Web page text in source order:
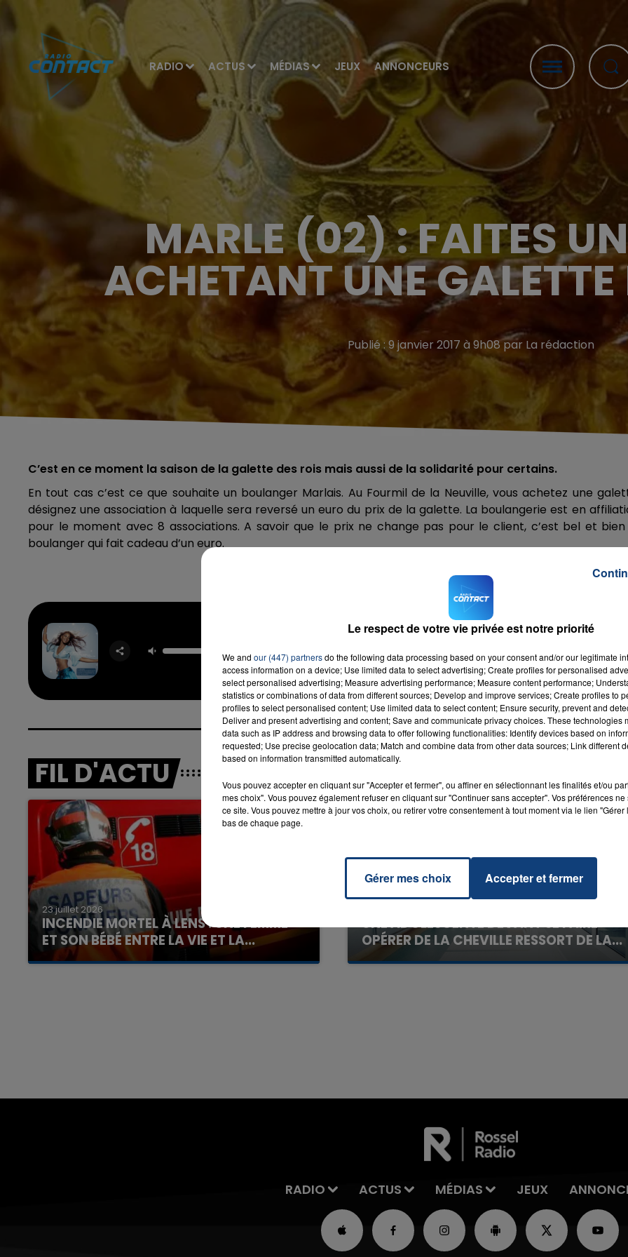
RADIO ACTUS MÉDIAS JEUX ANNONCEURS
MARLE (02) : FAITES
ACHETANT UNE GALETTE
Publié : 9 janvier 2017 à 9h08 par La rédaction
C’est en ce moment la saison de la galette des rois mais aussi de la solidarité pour certains.
En tout cas c’est ce que souhaite un boulanger Marlais. Au Fourmil de la Neuville, vous achetez une
désignez une association à laquelle sera reversé un euro du prix de la galette. La boulangerie est en
pour le moment avec 8 associations. A savoir que le prix ne change pas pour le client, c’est bel et
boulanger qui fait cadeau d’un euro.
BEYONCE &
SEAN PAUL
FIL D'ACTU
23 juillet 2026
INCENDIE MORTEL À LENS : UNE FEMME
ET SON BÉBÉ ENTRE LA VIE ET LA...
Un homme s'est immolé par le feu après avoir
UNE ADOLESCENTE DEVANT SE FAIRE
OPÉRER DE LA CHEVILLE RESSORT DE LA...
La famille a porté plainte contre la clinique qui a
RADIO ACTUS MÉDIAS JEUX
Le respect de votre vie privée est notre priorité
We and our (447) partnersdo the following data processing based on your consent and/or our legitimate
access information on a device; Use limited data to select advertising; Create profiles for personalised
select personalised advertising; Measure advertising performance; Measure content performance;
statistics or combinations of data from different sources; Develop and improve services; Create profiles to
profiles to select personalised content; Use limited data to select content; Ensure security, prevent and
Deliver and present advertising and content; Save and communicate privacy choices. These technologies
data such as IP address and browsing data to offer following functionalities: Identify devices based on
requested; Use precise geolocation data; Match and combine data from other data sources; Link different
based on information transmitted automatically.
Vous pouvez accepter en cliquant sur "Accepter et fermer", ou affiner en sélectionnant les finalités et/ou
mes choix". Vous pouvez également refuser en cliquant sur "Continuer sans accepter". Vos préférences
ce site. Vous pouvez mettre à jour vos choix, ou retirer votre consentement à tout moment via le lien
bas de chaque page.
Gérer mes choix Accepter et fermer